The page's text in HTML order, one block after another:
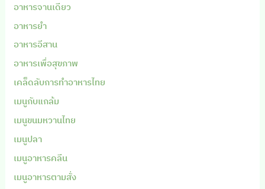
อาหารจานเดียว
อาหารยำ
อาหารอีสาน
อาหารเพื่อสุขภาพ
เคล็ดลับการทำอาหารไทย
เมนูกับแกล้ม
เมนูขนมหวานไทย
เมนูปลา
เมนูอาหารคลีน
เมนูอาหารตามสั่ง